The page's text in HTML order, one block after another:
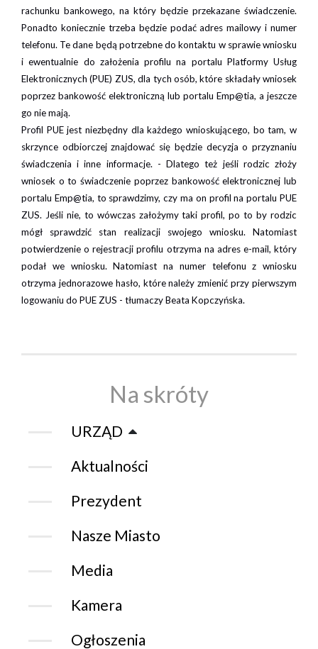
rachunku bankowego, na który będzie przekazane świadczenie.
Ponadto koniecznie trzeba będzie podać adres mailowy i numer
telefonu. Te dane będą potrzebne do kontaktu w sprawie wniosku
i ewentualnie do założenia profilu na portalu Platformy Usług
Elektronicznych (PUE) ZUS, dla tych osób, które składały wniosek
poprzez bankowość elektroniczną lub portalu Emp@tia, a jeszcze
go nie mają.
Profil PUE jest niezbędny dla każdego wnioskującego, bo tam, w
skrzynce odbiorczej znajdować się będzie decyzja o przyznaniu
świadczenia i inne informacje. - Dlatego też jeśli rodzic złoży
wniosek o to świadczenie poprzez bankowość elektronicznej lub
portalu Emp@tia, to sprawdzimy, czy ma on profil na portalu PUE
ZUS. Jeśli nie, to wówczas założymy taki profil, po to by rodzic
mógł sprawdzić stan realizacji swojego wniosku. Natomiast
potwierdzenie o rejestracji profilu otrzyma na adres e-mail, który
podał we wniosku. Natomiast na numer telefonu z wniosku
otrzyma jednorazowe hasło, które należy zmienić przy pierwszym
logowaniu do PUE ZUS - tłumaczy Beata Kopczyńska.
Na skróty
URZĄD
Aktualności
Prezydent
Nasze Miasto
Media
Kamera
Ogłoszenia